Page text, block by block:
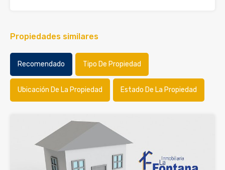
Propiedades similares
Recomendado Tipo De Propiedad
Ubicación De La Propiedad Estado De La Propiedad